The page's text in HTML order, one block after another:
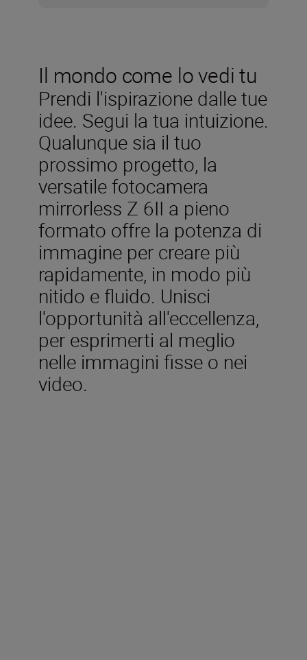
Il mondo come lo vedi tu
Prendi l'ispirazione dalle tue
idee. Segui la tua intuizione.
Qualunque sia il tuo
prossimo progetto, la
versatile fotocamera
mirrorless Z 6II a pieno
formato offre la potenza di
immagine per creare più
rapidamente, in modo più
nitido e fluido. Unisci
l'opportunità all'eccellenza,
per esprimerti al meglio
nelle immagini fisse o nei
video.